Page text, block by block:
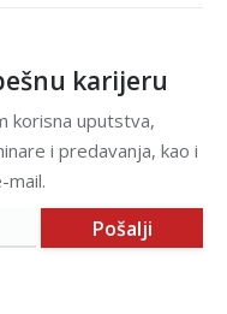
karijeru
korisna uputstva,
i predavanja, kao i
mail.